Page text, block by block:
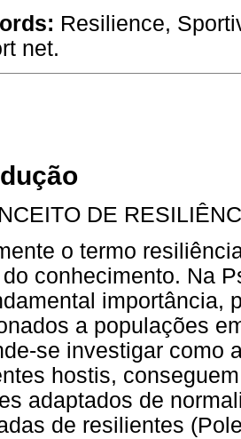
Resilience,
net.
DE
o termo
conhecimento. Na
importância,
a populações
se investigar como
hostis,
adaptados de
de resilientes